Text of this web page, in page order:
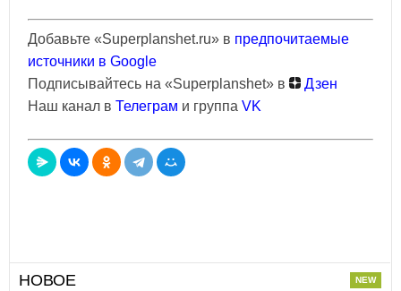
Добавьте «Superplanshet.ru» в предпочитаемые
источники в Google
Подписывайтесь на «Superplanshet» в
Дзен
Наш канал в Телеграм и группа VK
НОВОЕ